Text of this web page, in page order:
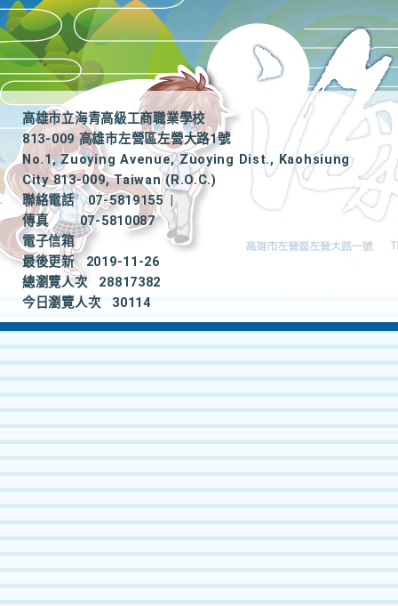
高雄市立海青高級工商職業學校
813-009 高雄市左營區左營大路1號
No.1, Zuoying Avenue, Zuoying Dist., Kaohsiung
City 813-009, Taiwan (R.O.C.)
聯絡電話
07-5819155
|
傳真
07-5810087
電子信箱
最後更新
2019-11-26
總瀏覽人次
28817382
今日瀏覽人次
30114